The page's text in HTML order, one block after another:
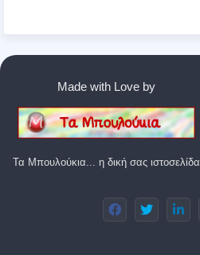
Made with Love by
Τα Μπουλούκια... η δική σας ιστοσελίδα